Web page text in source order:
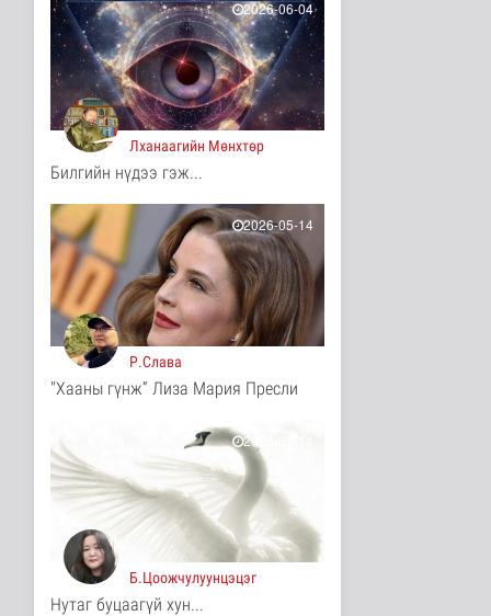
10 цаг 17 минутын өмнө
Иргэд: Хичээлийн
хэрэгслийн үнэ багагүй
нэмэгдсэ..
Нийгэм
10 цаг 20 минутын өмнө
Турк, Саудын Араб,
Пакистан улсууд
батлан хамгаа..
Дэлхийд
10 цаг 23 минутын өмнө
"Онцгой амралт-2026"
реалити шоуны зургийг
авч э..
Нийгэм
10 цаг 25 минутын өмнө
Монгол-Оросын зэвсэгт
буудлагат..
Нийгэм
10 цаг 28 минутын өмнө
Цагааннуур суманд 23
мянга гаруй га талбайд
Нийгэм
2026-06-04
Лханаагийн Мөнхтөр
Билгийн нүдээ гэж...
2026-05-14
Р.Слава
"Хааны гүнж” Лиза Мария Пресли
2026-05-14
Б.Цоожчулуунцэцэг
Нутаг буцаагүй хун...